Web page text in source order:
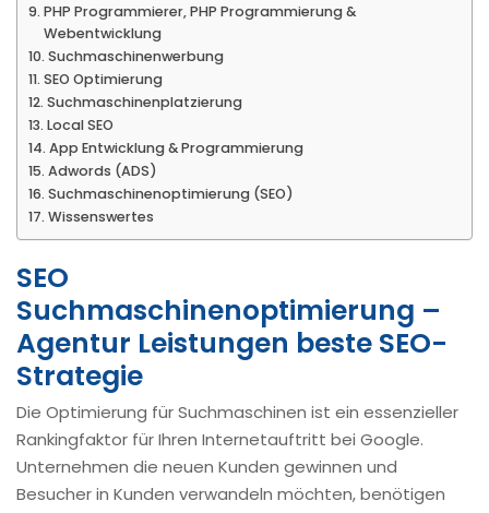
PHP Programmierer, PHP Programmierung &
Webentwicklung
Suchmaschinenwerbung
SEO Optimierung
Suchmaschinenplatzierung
Local SEO
App Entwicklung & Programmierung
Adwords (ADS)
Suchmaschinenoptimierung (SEO)
Wissenswertes
SEO
Suchmaschinenoptimierung –
Agentur Leistungen beste SEO-
Strategie
Die Optimierung für Suchmaschinen ist ein essenzieller
Rankingfaktor für Ihren Internetauftritt bei Google.
Unternehmen die neuen Kunden gewinnen und
Besucher in Kunden verwandeln möchten, benötigen